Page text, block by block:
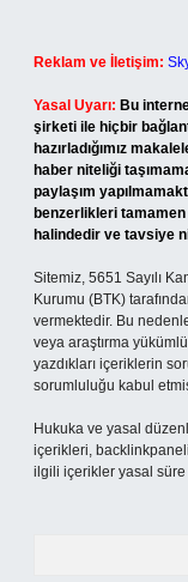
Reklam ve İletişim:
Yasal Uyarı: Bu
şirketi ile hiçbir
hazırladığımız
haber niteliği
paylaşım
benzerlikleri
halindedir ve tavsiye
Sitemiz, 5651 Sayılı
Kurumu (BTK)
vermektedir. Bu
veya araştırma
yazdıkları içeriklerin
sorumluluğu kabul
Hukuka ve yasal
içerikleri,
ilgili içerikler yasal süre